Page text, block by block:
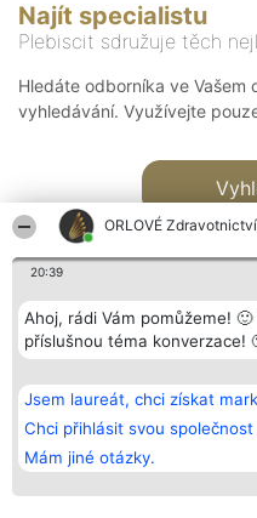
ORLOVÉ Zdravotnictví
20:39
Ahoj, rádi Vám pomůžeme!
příslušnou téma konverzace!
Jsem laureát, chci získat
Chci přihlásit svou společnost
Mám jiné otázky.
Najít specialistu
Plebiscit sdružuje těch
Hledáte odborníka ve Vašem
vyhledávání. Využívejte
Bright Side Solutions sp. z o.
o. sp. k.
ul. Ruska 22
Wrocław 50-079
KRS 0000749100 | Regon
381313360 | NIP 8943132676